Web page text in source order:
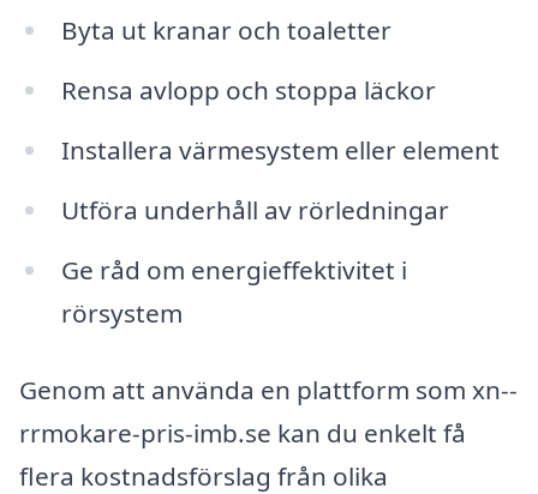
Byta ut kranar och toaletter
Rensa avlopp och stoppa läckor
Installera värmesystem eller element
Utföra underhåll av rörledningar
Ge råd om energieffektivitet i
rörsystem
Genom att använda en plattform som xn--
rrmokare-pris-imb.se kan du enkelt få
flera kostnadsförslag från olika